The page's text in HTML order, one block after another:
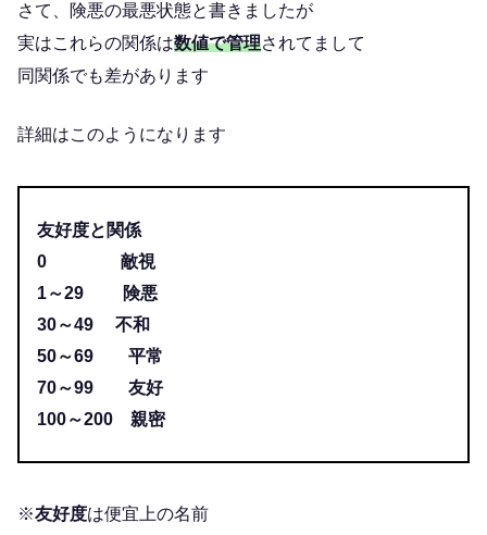
さて、険悪の最悪状態と書きましたが
実はこれらの関係は数値で管理されてまして
同関係でも差があります
詳細はこのようになります
友好度と関係
0 敵視
1～29 険悪
30～49 不和
50～69 平常
70～99 友好
100～200 親密
※友好度は便宜上の名前